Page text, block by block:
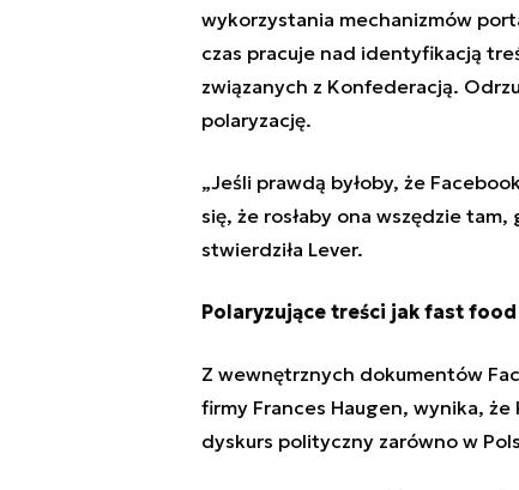
wykorzystania mechanizmów
czas pracuje nad identyfikacją
związanych z Konfederacją.
polaryzację.
„Jeśli prawdą byłoby, że
się, że rosłaby ona wszędzie tam,
stwierdziła Lever.
Polaryzujące treści jak fast food
Z wewnętrznych dokumentów
firmy Frances Haugen, wynika, że
dyskurs polityczny zarówno w